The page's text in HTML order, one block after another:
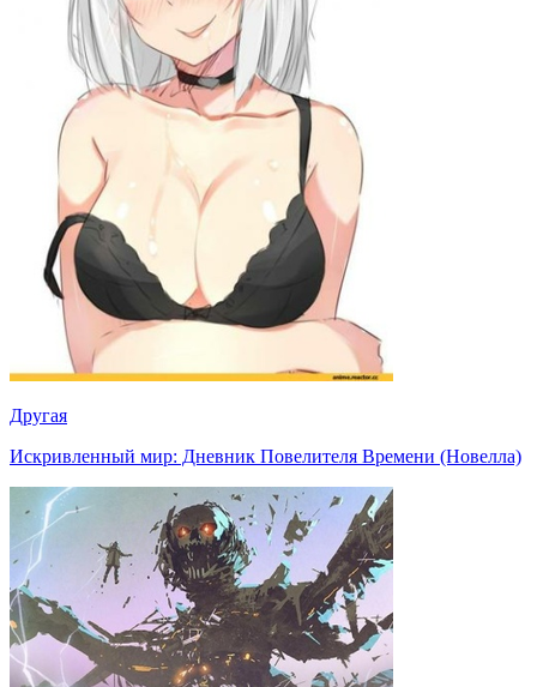
Другая
Искривленный мир: Дневник Повелителя Времени (Новелла)